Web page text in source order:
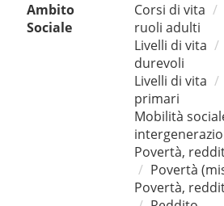
Ambito
Sociale
Corsi di vita
ruoli adulti
Livelli di vita
durevoli
Livelli di vita
primari
Mobilità
Povertà,
Povertà
Povertà,